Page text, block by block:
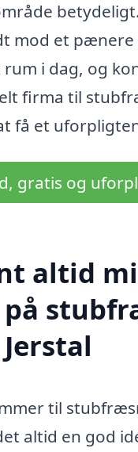
mod et pænere
i dag, og
firma til
få et
gratis og
altid
til
altid en god